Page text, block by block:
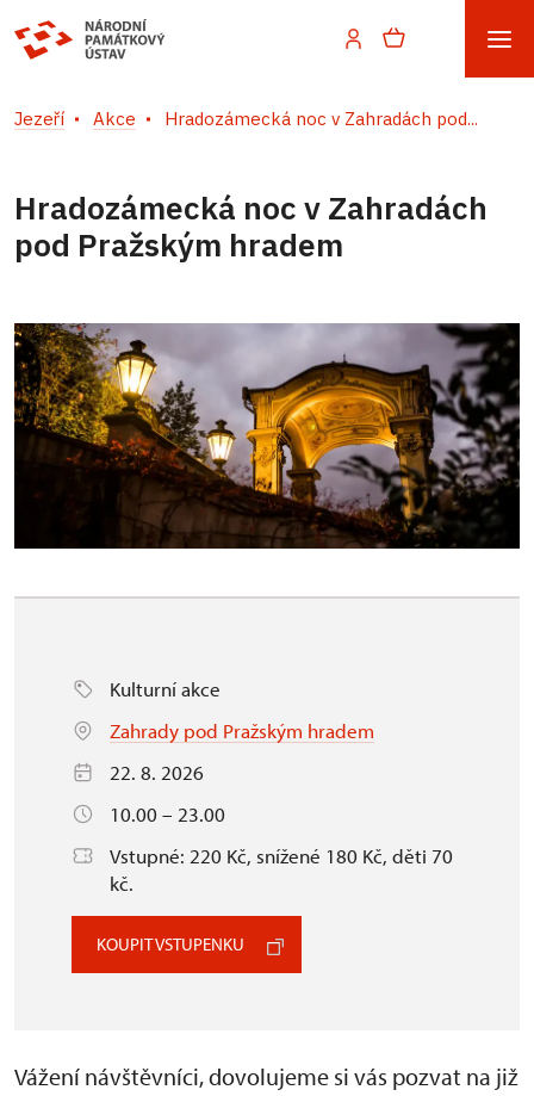
Jezeří Akce Hradozámecká noc v Zahradách pod...
Hradozámecká noc v Zahradách
pod Pražským hradem
Kulturní akce
Zahrady pod Pražským hradem
22. 8. 2026
10.00 – 23.00
Vstupné: 220 Kč, snížené 180 Kč, děti 70
kč.
KOUPIT VSTUPENKU
Vážení návštěvníci, dovolujeme si vás pozvat na již